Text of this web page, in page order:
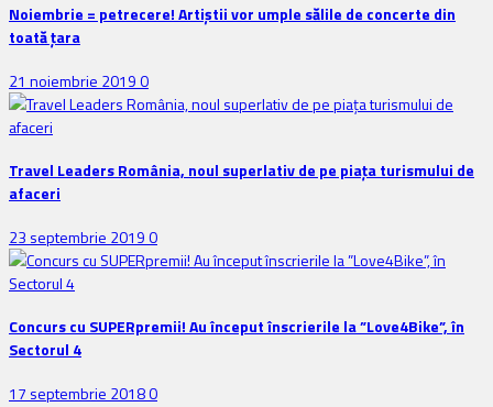
Noiembrie = petrecere! Artiștii vor umple sălile de concerte din
toată țara
21 noiembrie 20190
Travel Leaders România, noul superlativ de pe piața turismului de
afaceri
23 septembrie 20190
Concurs cu SUPERpremii! Au început înscrierile la ”Love4Bike”, în
Sectorul 4
17 septembrie 20180